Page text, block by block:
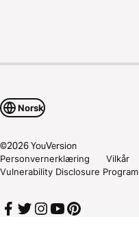
Norsk
©2026YouVersion
Personvernerklæring
Vilkår
Vulnerability Disclosure Program